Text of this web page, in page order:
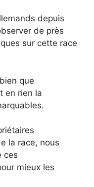
depuis
de près
sur cette race
que
en rien la
la race, nous
ces
mieux les